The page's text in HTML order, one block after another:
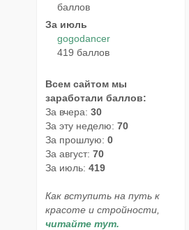
баллов
За июль
gogodancer
419 баллов
Всем сайтом мы
заработали баллов:
За вчера: 30
За эту неделю: 70
За прошлую: 0
За август: 70
За июль: 419
Как вступить на путь к
красоте и стройности,
читайте тут.